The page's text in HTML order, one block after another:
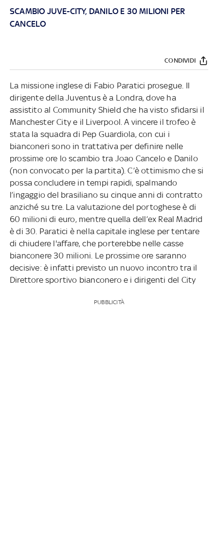
SCAMBIO JUVE-CITY, DANILO E 30 MILIONI PER
CANCELO
CONDIVIDI
La missione inglese di Fabio Paratici prosegue. Il
dirigente della Juventus è a Londra, dove ha
assistito al Community Shield che ha visto sfidarsi il
Manchester City e il Liverpool. A vincere il trofeo è
stata la squadra di Pep Guardiola, con cui i
bianconeri sono in trattativa per definire nelle
prossime ore lo scambio tra Joao Cancelo e Danilo
(non convocato per la partita). C’è ottimismo che si
possa concludere in tempi rapidi, spalmando
l’ingaggio del brasiliano su cinque anni di contratto
anziché su tre. La valutazione del portoghese è di
60 milioni di euro, mentre quella dell’ex Real Madrid
è di 30. Paratici è nella capitale inglese per tentare
di chiudere l'affare, che porterebbe nelle casse
bianconere 30 milioni. Le prossime ore saranno
decisive: è infatti previsto un nuovo incontro tra il
Direttore sportivo bianconero e i dirigenti del City
PUBBLICITÀ